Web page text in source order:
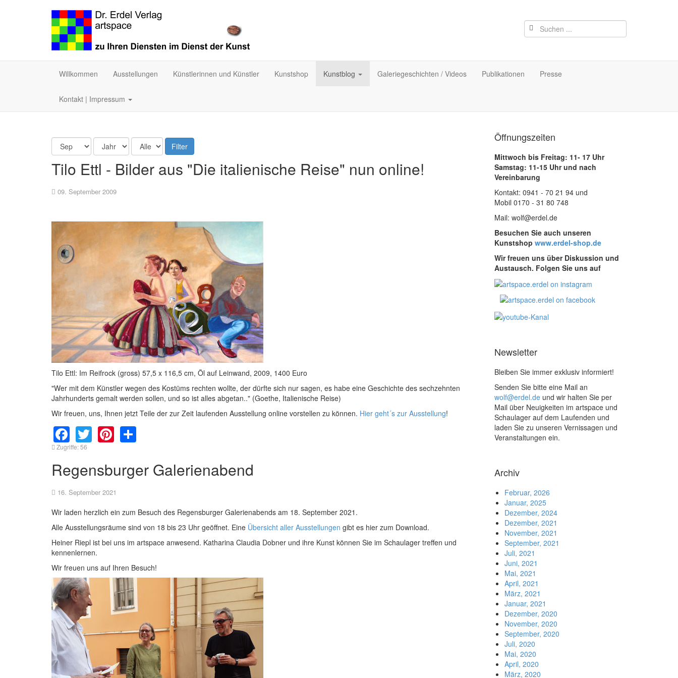
Willkommen Ausstellungen Künstlerinnen und Künstler Kunstshop Kunstblog Galeriegeschichten / Videos Publikationen Presse
Kontakt | Impressum
Filter
Tilo Ettl - Bilder aus "Die italienische Reise" nun online!
09. September 2009
Tilo Ettl: Im Reifrock (gross) 57,5 x 116,5 cm, Öl auf Leinwand, 2009, 1400 Euro
"Wer mit dem Künstler wegen des Kostüms rechten wollte, der dürfte sich nur sagen, es habe eine Geschichte des sechzehnten
Jahrhunderts gemalt werden sollen, und so ist alles abgetan.." (Goethe, Italienische Reise)
Wir freuen, uns, Ihnen jetzt Teile der zur Zeit laufenden Ausstellung online vorstellen zu können. Hier geht´s zur Ausstellung!
Facebook
TwitterPinterest
Zugriffe: 56
Regensburger Galerienabend
16. September 2021
Wir laden herzlich ein zum Besuch des Regensburger Galerienabends am 18. September 2021.
Alle Ausstellungsräume sind von 18 bis 23 Uhr geöffnet. Eine Übersicht aller Ausstellungen gibt es hier zum Download.
Heiner Riepl ist bei uns im artspace anwesend. Katharina Claudia Dobner und ihre Kunst können Sie im Schaulager treffen und
kennenlernen.
Wir freuen uns auf Ihren Besuch!
Öffnungszeiten
Mittwoch bis Freitag: 11- 17 Uhr
Samstag: 11-15 Uhr und nach
Vereinbarung
Kontakt: 0941 - 70 21 94 und
Mobil 0170 - 31 80 748
Mail: wolf@erdel.de
Besuchen Sie auch unseren
Kunstshop www.erdel-shop.de
Wir freuen uns über Diskussion und
Austausch. Folgen Sie uns auf
Newsletter
Bleiben Sie immer exklusiv informiert!
Senden Sie bitte eine Mail an
wolf@erdel.deund wir halten Sie per
Mail über Neuigkeiten im artspace und
Schaulager auf dem Laufenden und
laden Sie zu unseren Vernissagen und
Veranstaltungen ein.
Archiv
Februar, 2026
Januar, 2025
Dezember, 2024
Dezember, 2021
November, 2021
September, 2021
Juli, 2021
Juni, 2021
Mai, 2021
April, 2021
März, 2021
Januar, 2021
Dezember, 2020
November, 2020
September, 2020
Juli, 2020
Mai, 2020
April, 2020
März, 2020